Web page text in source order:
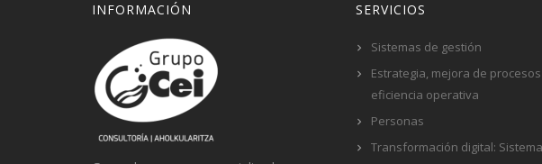
INFORMACIÓN SERVICIOS
Sistemas de gestión
Estrategia, mejora de
eficiencia operativa
Personas
Transformación digital: